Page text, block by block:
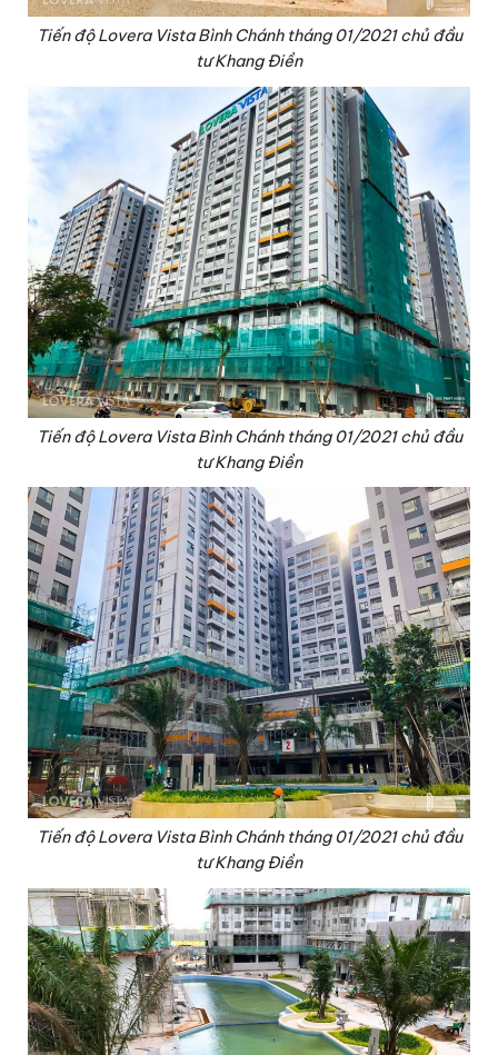
Tiến độ Lovera Vista Bình Chánh tháng 01/2021 chủ đầu
tư Khang Điền
Tiến độ Lovera Vista Bình Chánh tháng 01/2021 chủ đầu
tư Khang Điền
Tiến độ Lovera Vista Bình Chánh tháng 01/2021 chủ đầu
tư Khang Điền